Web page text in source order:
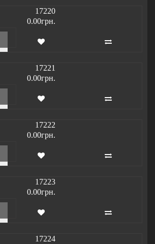
0.00грн.
0.00грн.
0.00грн.
0.00грн.